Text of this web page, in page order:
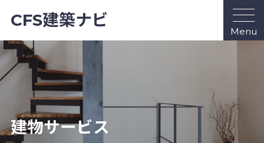
CFS建築ナビ
建物サービス